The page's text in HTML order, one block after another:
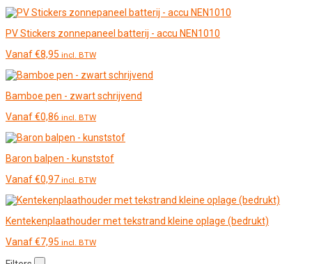
PV Stickers zonnepaneel batterij - accu NEN1010
Vanaf€8,95 incl. BTW
Bamboe pen - zwart schrijvend
Vanaf€0,86 incl. BTW
Baron balpen - kunststof
Vanaf€0,97 incl. BTW
Kentekenplaathouder met tekstrand kleine oplage (bedrukt)
Vanaf€7,95 incl. BTW